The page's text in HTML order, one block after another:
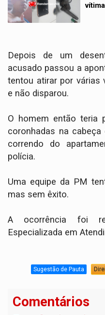
Depois de um
acusado passou a
tentou atirar por várias
e não disparou.
O homem então teria
coronhadas na
correndo do
polícia.
Uma equipe da PM
mas sem êxito.
A ocorrência foi
Especializada em
Sugestão de Pauta
Comentários